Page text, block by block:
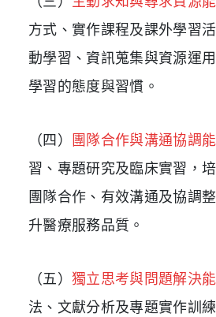
方式、實作課程及課外學習
動學習、資訊蒐集與資源運
學習的態度與習慣。
（四） 團隊合作與溝通協調
習、專題研究及臨床實習，
團隊合作、有效溝通及協調
升醫療服務品質。
（五） 獨立思考與問題解決
法、文獻分析及專題實作訓